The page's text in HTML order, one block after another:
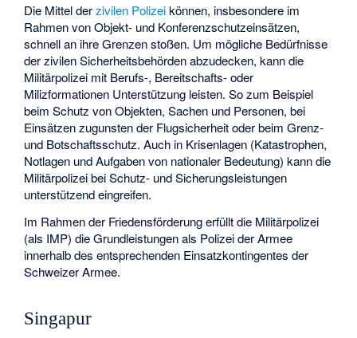
Die Mittel derzivilen Polizeikönnen, insbesondere im
Rahmen von Objekt- und Konferenzschutzeinsätzen,
schnell an ihre Grenzen stoßen. Um mögliche Bedürfnisse
der zivilen Sicherheitsbehörden abzudecken, kann die
Militärpolizei mit Berufs-, Bereitschafts- oder
Milizformationen Unterstützung leisten. So zum Beispiel
beim Schutz von Objekten, Sachen und Personen, bei
Einsätzen zugunsten der Flugsicherheit oder beim Grenz-
und Botschaftsschutz. Auch in Krisenlagen (Katastrophen,
Notlagen und Aufgaben von nationaler Bedeutung) kann die
Militärpolizei bei Schutz- und Sicherungsleistungen
unterstützend eingreifen.
Im Rahmen der Friedensförderung erfüllt die Militärpolizei
(als IMP) die Grundleistungen als Polizei der Armee
innerhalb des entsprechenden Einsatzkontingentes der
Schweizer Armee.
Singapur